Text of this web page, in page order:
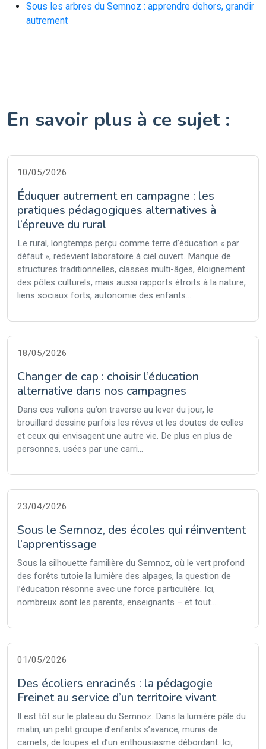
Sous les arbres du Semnoz : apprendre dehors, grandir
autrement
En savoir plus à ce sujet :
10/05/2026
Éduquer autrement en campagne : les
pratiques pédagogiques alternatives à
l’épreuve du rural
Le rural, longtemps perçu comme terre d’éducation « par
défaut », redevient laboratoire à ciel ouvert. Manque de
structures traditionnelles, classes multi-âges, éloignement
des pôles culturels, mais aussi rapports étroits à la nature,
liens sociaux forts, autonomie des enfants...
18/05/2026
Changer de cap : choisir l’éducation
alternative dans nos campagnes
Dans ces vallons qu’on traverse au lever du jour, le
brouillard dessine parfois les rêves et les doutes de celles
et ceux qui envisagent une autre vie. De plus en plus de
personnes, usées par une carri...
23/04/2026
Sous le Semnoz, des écoles qui réinventent
l’apprentissage
Sous la silhouette familière du Semnoz, où le vert profond
des forêts tutoie la lumière des alpages, la question de
l’éducation résonne avec une force particulière. Ici,
nombreux sont les parents, enseignants – et tout...
01/05/2026
Des écoliers enracinés : la pédagogie
Freinet au service d’un territoire vivant
Il est tôt sur le plateau du Semnoz. Dans la lumière pâle du
matin, un petit groupe d’enfants s’avance, munis de
carnets, de loupes et d’un enthousiasme débordant. Ici,